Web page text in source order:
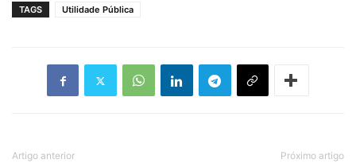
TAGS Utilidade Pública
Artigo anterior Próximo artigo